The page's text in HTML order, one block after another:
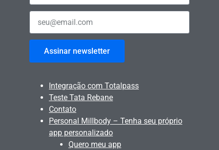
Assinar newsletter
Integração com Totalpass
Teste Tata Rebane
Contato
Personal Millbody – Tenha seu próprio
app personalizado
Quero meu app